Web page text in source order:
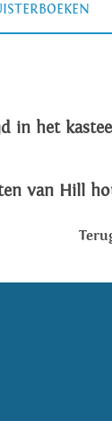
in het
van Hill